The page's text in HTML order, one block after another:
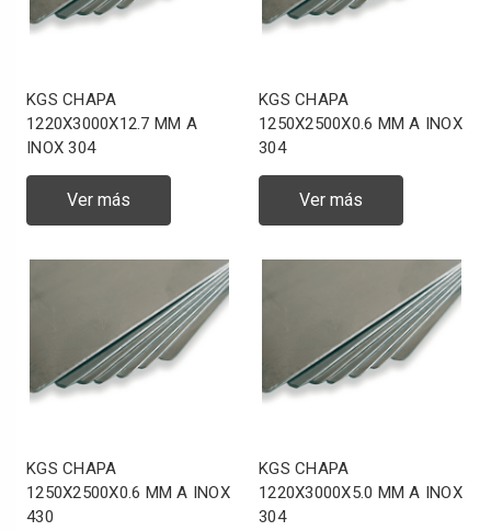
KGS CHAPA
1220X3000X12.7 MM A
INOX 304
Ver más
KGS CHAPA
1250X2500X0.6 MM A INOX
304
Ver más
KGS CHAPA
1250X2500X0.6 MM A INOX
430
KGS CHAPA
1220X3000X5.0 MM A INOX
304